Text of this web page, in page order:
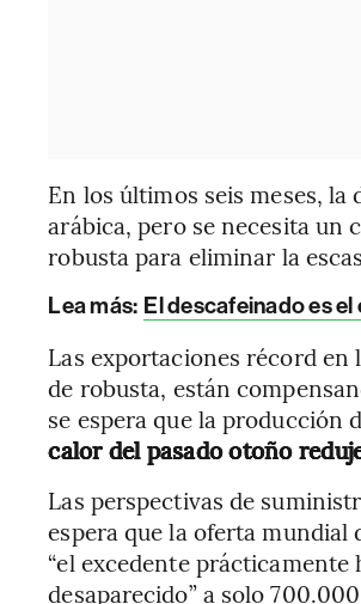
En los últimos seis meses,
arábica, pero se necesita un
robusta para eliminar la
Lea más: El descafeinado es
Las exportaciones récord
de robusta, están
se espera que la producción
calor del pasado otoño
Las perspectivas de
espera que la oferta mundial
“el excedente prácticamente
desaparecido” a solo